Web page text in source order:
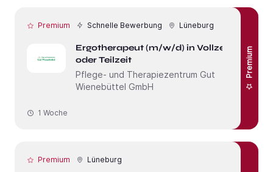
Premium Schnelle Bewerbung Lüneburg
Ergotherapeut (m/w/d) in Vollzeit
oder Teilzeit
Pflege- und Therapiezentrum Gut
Wienebüttel GmbH
Premium
1 Woche
Premium Lüneburg